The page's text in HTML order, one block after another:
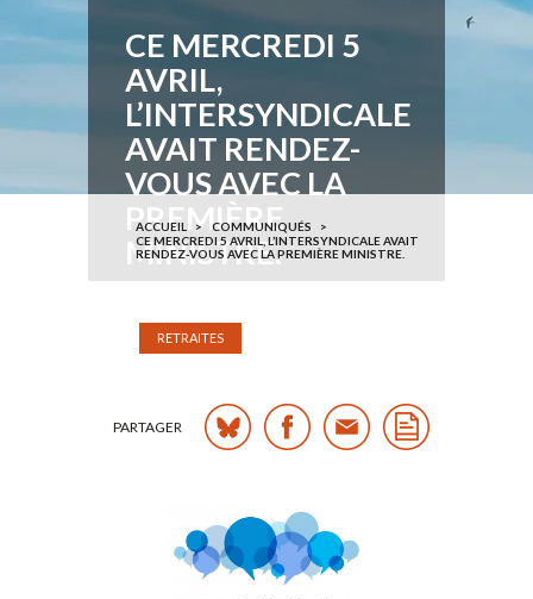
CE MERCREDI 5
AVRIL,
L’INTERSYNDICALE
AVAIT RENDEZ-
VOUS AVEC LA
PREMIÈRE
MINISTRE.
ACCUEIL
COMMUNIQUÉS
CE MERCREDI 5 AVRIL, L’INTERSYNDICALE AVAIT
RENDEZ-VOUS AVEC LA PREMIÈRE MINISTRE.
RETRAITES
PARTAGER